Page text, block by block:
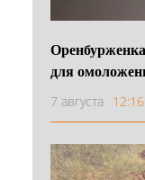
для
7 августа 12:16